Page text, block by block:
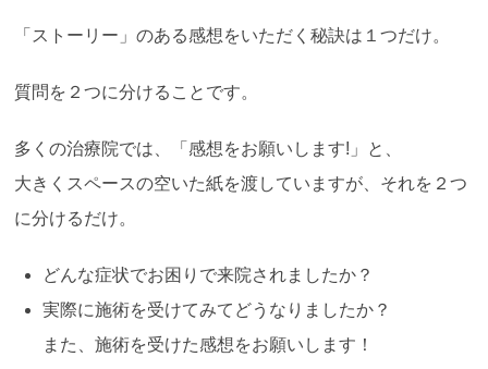
「ストーリー」のある感想をいただく秘訣は１つだけ。
質問を２つに分けることです。
多くの治療院では、「感想をお願いします!」と、
大きくスペースの空いた紙を渡していますが、それを２つ
に分けるだけ。
どんな症状でお困りで来院されましたか？
実際に施術を受けてみてどうなりましたか？
また、施術を受けた感想をお願いします！